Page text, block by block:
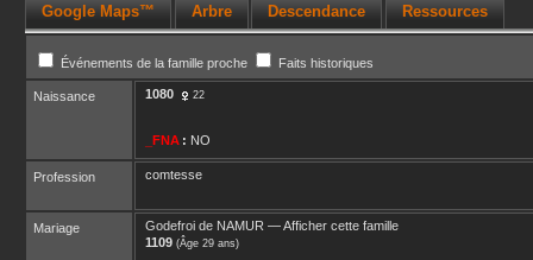
Google Maps™ Arbre Descendance Ressources
Événements de la famille proche Faits historiques
Naissance 1080 22
_FNA : NO
Profession comtesse
Mariage Godefroi de NAMUR —Afficher cette famille
1109 (Âge 29 ans)